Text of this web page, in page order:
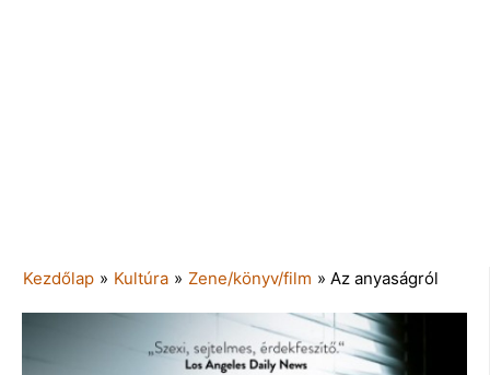
Kezdőlap » Kultúra » Zene/könyv/film » Az anyaságról